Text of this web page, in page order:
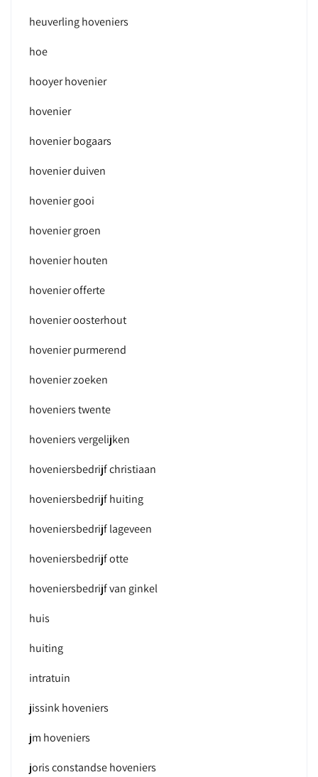
heuverling hoveniers
hoe
hooyer hovenier
hovenier
hovenier bogaars
hovenier duiven
hovenier gooi
hovenier groen
hovenier houten
hovenier offerte
hovenier oosterhout
hovenier purmerend
hovenier zoeken
hoveniers twente
hoveniers vergelijken
hoveniersbedrijf christiaan
hoveniersbedrijf huiting
hoveniersbedrijf lageveen
hoveniersbedrijf otte
hoveniersbedrijf van ginkel
huis
huiting
intratuin
jissink hoveniers
jm hoveniers
joris constandse hoveniers